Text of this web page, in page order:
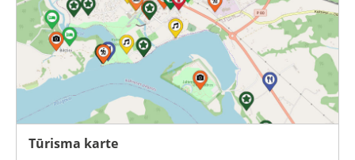
Tūrisma karte